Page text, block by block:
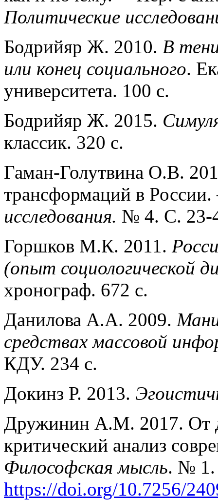
Политические
Бодрийяр Ж. 2010. В
или конец социального.
университета. 100 с.
Бодрийяр Ж. 2015.
классик. 320 с.
Гаман-Голутвина О.В.
трансформаций в
исследования. № 4. С. 23-
Горшков М.К. 2011.
(опыт социологической
хронограф. 672 с.
Данилова А.А. 2009.
средствах массовой
КДУ. 234 с.
Докинз Р. 2013.
Дружинин А.М. 2017. От
критический анализ
Философская мысль. № 1.
https://doi.org/10.7256/